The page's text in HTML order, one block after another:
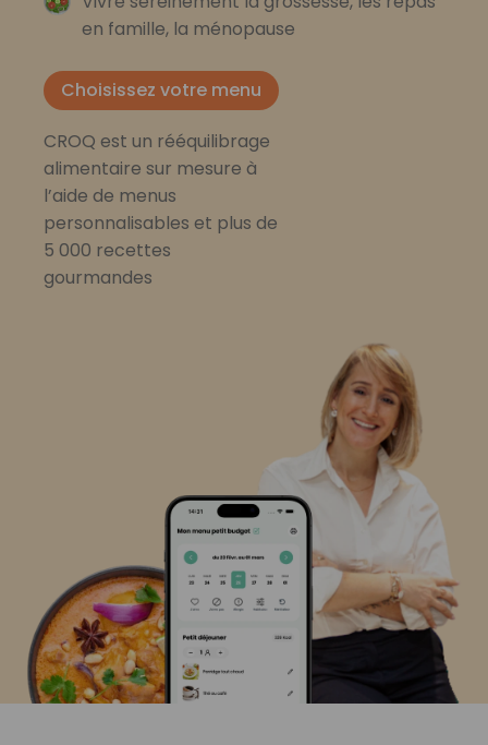
en famille, la ménopause
Choisissez votre menu
CROQ est un rééquilibrage
alimentaire sur mesure à
l’aide de menus
personnalisables et plus de
5 000 recettes
gourmandes